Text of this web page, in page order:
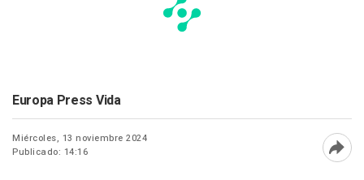
Europa Press Vida
Miércoles, 13 noviembre 2024
Publicado: 14:16